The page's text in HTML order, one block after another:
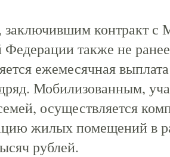
контракт с
Федерации также не
ежемесячная
Мобилизованным,
осуществляется
жилых помещений в
рублей.